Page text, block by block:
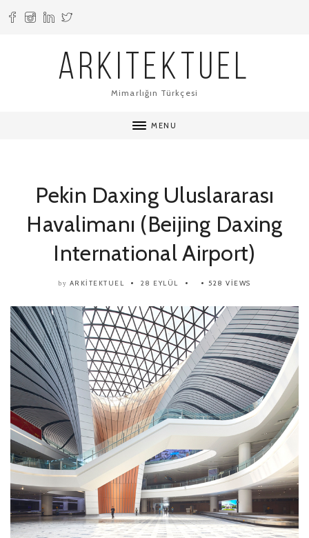
ARKITEKTUEL
Mimarlığın Türkçesi
MENU
Pekin Daxing Uluslararası
Havalimanı (Beijing Daxing
International Airport)
by ARKITEKTUEL 28 EYLÜL 528 VIEWS